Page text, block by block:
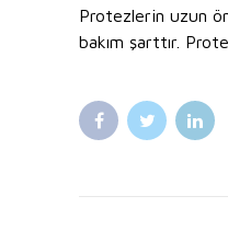
Protezlerin uzun
bakım şarttır.